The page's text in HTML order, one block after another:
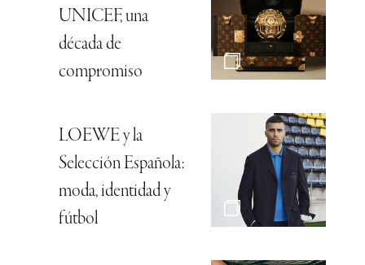
UNICEF, una
década de
compromiso
LOEWE y la
Selección Española:
moda, identidad y
fútbol